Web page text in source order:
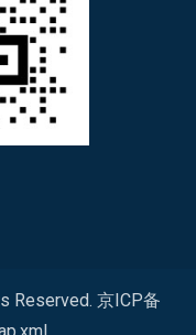
Reserved. 京ICP备